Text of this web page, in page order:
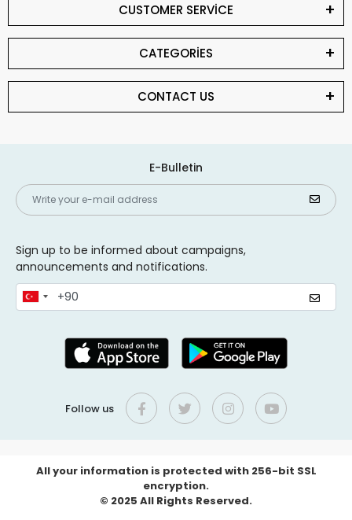
CUSTOMER SERVİCE
CATEGORİES
CONTACT US
E-Bulletin
Sign up to be informed about campaigns,
announcements and notifications.
Follow us
All your information is protected with 256-bit SSL
encryption.
© 2025 All Rights Reserved.